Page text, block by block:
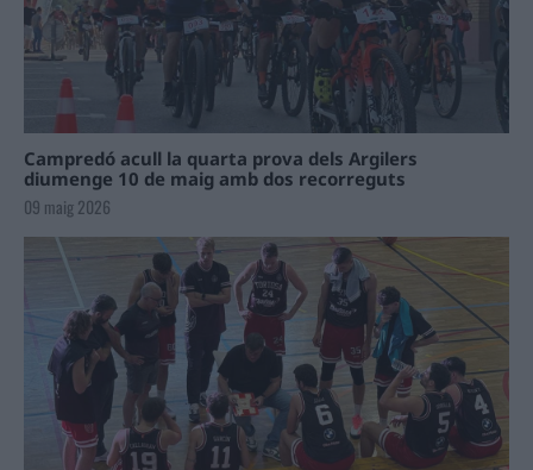
Campredó acull la quarta prova dels Argilers
diumenge 10 de maig amb dos recorreguts
09 maig 2026